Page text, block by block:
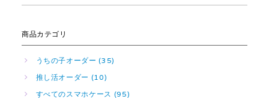
商品カテゴリ
うちの子オーダー (35)
推し活オーダー (10)
すべてのスマホケース (95)